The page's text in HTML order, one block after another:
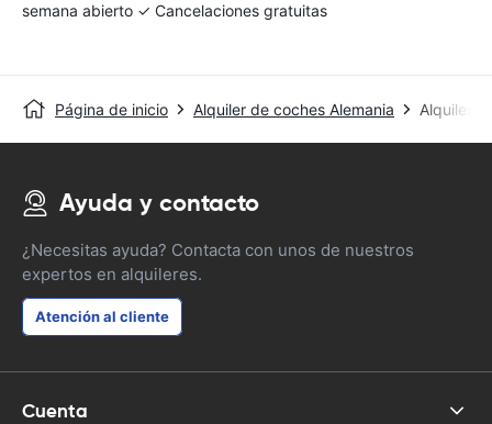
semana abierto ✓ Cancelaciones gratuitas
Página de inicio Alquiler de coches Alemania Alquiler
Ayuda y contacto
¿Necesitas ayuda? Contacta con unos de nuestros
expertos en alquileres.
Atención al cliente
Cuenta